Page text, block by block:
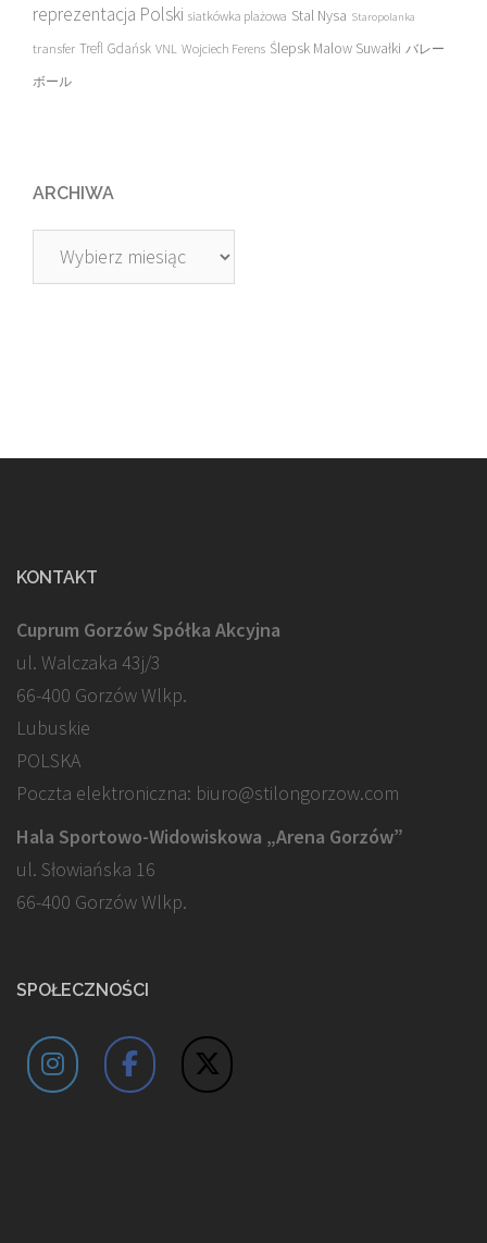
reprezentacja Polski siatkówka plażowa Stal Nysa Staropolanka
transfer Trefl Gdańsk VNL Wojciech Ferens Ślepsk Malow Suwałki バレー
ボール
ARCHIWA
Archiwa
KONTAKT
Cuprum Gorzów Spółka Akcyjna
ul. Walczaka 43j/3
66-400 Gorzów Wlkp.
Lubuskie
POLSKA
Poczta elektroniczna: biuro@stilongorzow.com
Hala Sportowo-Widowiskowa „Arena Gorzów”
ul. Słowiańska 16
66-400 Gorzów Wlkp.
SPOŁECZNOŚCI